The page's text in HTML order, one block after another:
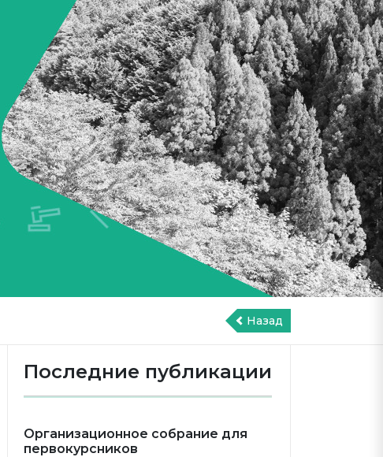
Назад
Последние публикации
Организационное собрание для
первокурсников